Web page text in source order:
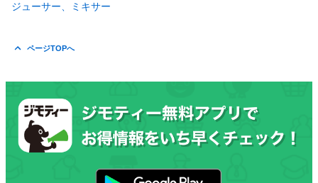
ジューサー、ミキサー
ページTOPへ